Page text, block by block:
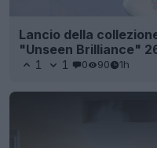
Lancio della
"Unseen Brilliance"
1 1 0 90 1h